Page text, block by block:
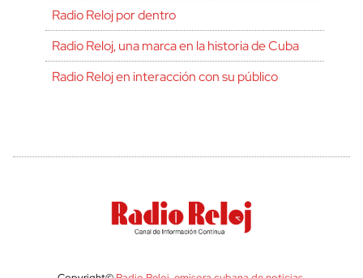
Radio Reloj por dentro
Radio Reloj, una marca en la historia de Cuba
Radio Reloj en interacción con su público